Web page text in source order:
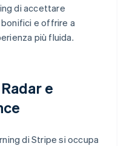
di accettare
e offrire a
più fluida.
e
di Stripe si occupa